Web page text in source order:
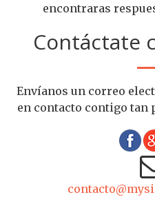
encontraras
Contáctate
Envíanos un correo
en contacto contigo tan